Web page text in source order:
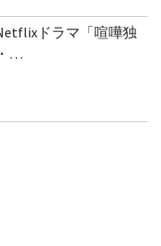
ドラマ「喧嘩独
…